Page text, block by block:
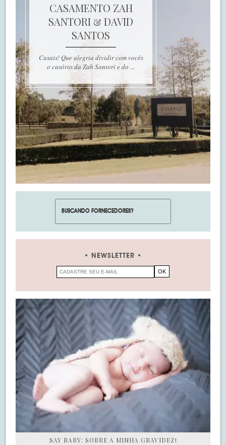
CASAMENTO ZAH
SANTORI & DAVID
SANTOS
Casais! Que alegria dividir com vocês
o casório da Zah Santori e do ...
NEWSLETTER
SAY BABY: SOBRE A MINHA GRAVIDEZ!